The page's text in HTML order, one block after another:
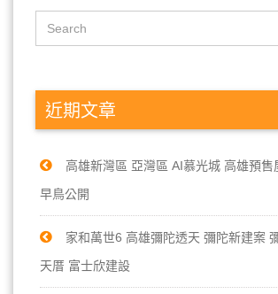
近期文章
高雄新灣區 亞灣區 AI慕光城 高雄預售
早鳥公開
家和萬世6 高雄彌陀透天 彌陀新建案
天厝 富士欣建設